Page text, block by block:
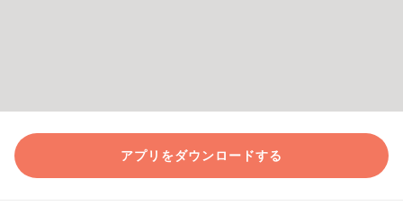
アプリをダウンロードする